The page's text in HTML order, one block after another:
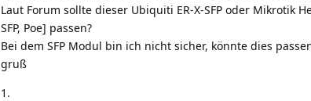
Laut Forum sollte dieser Ubiquiti ER-X-SFP oder Mikrotik
SFP, Poe] passen?
Bei dem SFP Modul bin ich nicht sicher, könnte dies
gruß
1.